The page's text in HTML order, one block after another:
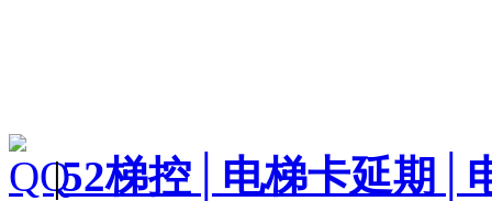
|52梯控│电梯卡延期│